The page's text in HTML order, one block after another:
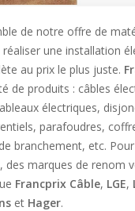
de notre offre de
une installation
au prix le plus juste.
de produits : câbles
électriques,
parafoudres,
branchement, etc. Pour
des marques de renom
Francprix Câble, LGE,
et Hager.